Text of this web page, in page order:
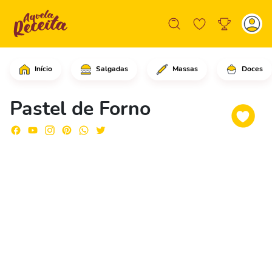
Início Salgadas Massas Doces
Pastel de Forno
Em uma panela, coloque o azeite,